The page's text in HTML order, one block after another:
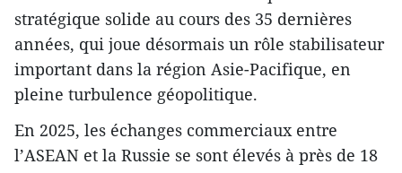
stratégique solide au cours des 35 dernières
années, qui joue désormais un rôle stabilisateur
important dans la région Asie-Pacifique, en
pleine turbulence géopolitique.
En 2025, les échanges commerciaux entre
l’ASEAN et la Russie se sont élevés à près de 18